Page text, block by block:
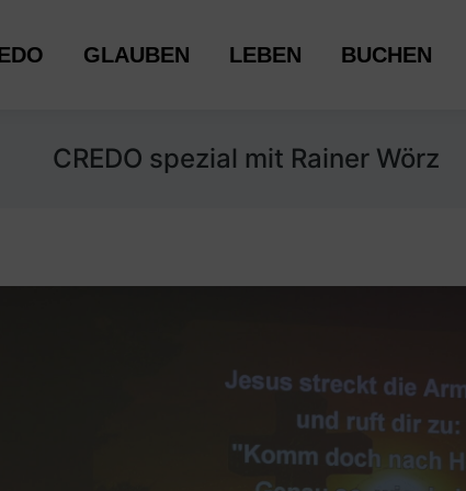
GLAUBEN LEBEN BUCHEN
CREDO spezial mit Rainer Wörz
LEBEN BUCHEN